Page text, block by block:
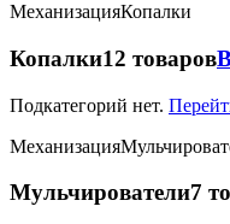
МеханизацияКопалки
Копалки12 товаров
Подкатегорий нет.
Механизация
Мульчирователи7